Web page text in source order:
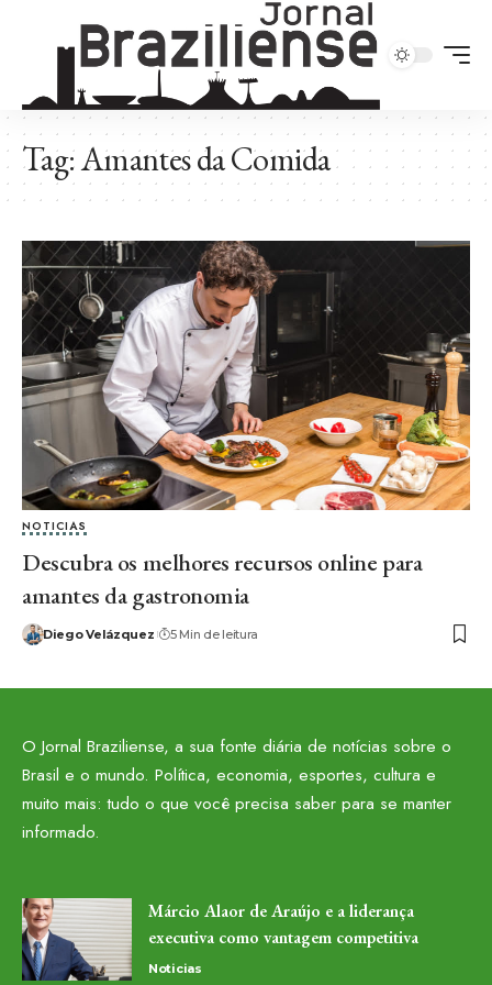
Tag:Amantes da Comida
NOTICIAS
Descubra os melhores recursos online para
amantes da gastronomia
Diego Velázquez 5 Min de leitura
O Jornal Braziliense, a sua fonte diária de notícias sobre o
Brasil e o mundo. Política, economia, esportes, cultura e
muito mais: tudo o que você precisa saber para se manter
informado.
Márcio Alaor de Araújo e a liderança
executiva como vantagem competitiva
Noticias